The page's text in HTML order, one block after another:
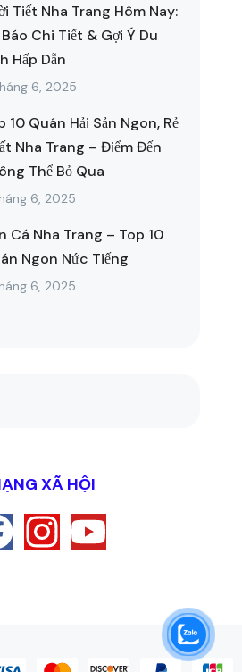
Tiết Nha Trang Hôm Nay:
Báo Chi Tiết & Gợi Ý Du
Hấp Dẫn
6, 2025
10 Quán Hải Sản Ngon, Rẻ
Nha Trang – Điểm Đến
Thể Bỏ Qua
6, 2025
Cá Nha Trang – Top 10
Ngon Nức Tiếng
6, 2025
XÃ HỘI